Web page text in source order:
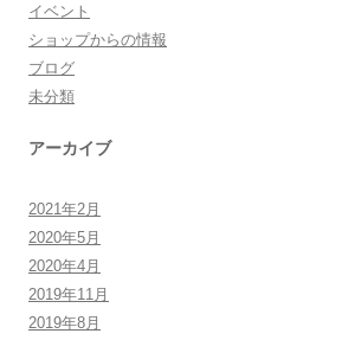
イベント
ショップからの情報
ブログ
未分類
アーカイブ
2021年2月
2020年5月
2020年4月
2019年11月
2019年8月